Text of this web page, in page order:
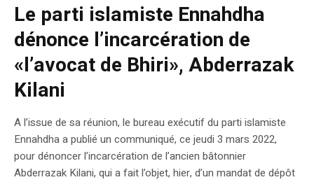
Le parti islamiste Ennahdha
dénonce l’incarcération de
«l’avocat de Bhiri», Abderrazak
Kilani
A l’issue de sa réunion, le bureau exécutif du parti islamiste
Ennahdha a publié un communiqué, ce jeudi 3 mars 2022,
pour dénoncer l’incarcération de l’ancien bâtonnier
Abderrazak Kilani, qui a fait l’objet, hier, d’un mandat de dépôt